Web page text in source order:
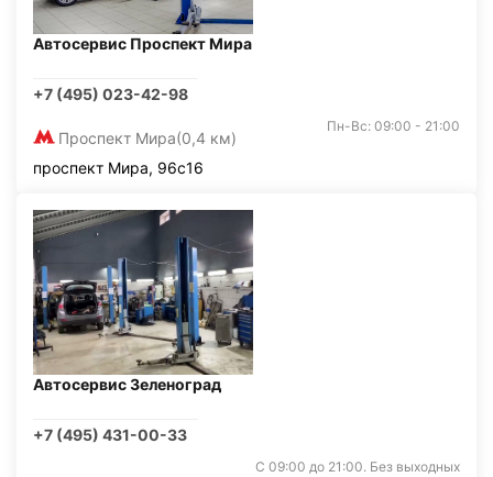
Автосервис Проспект Мира
+7 (495) 023-42-98
Проспект Мира(0,4 км)
Пн-Вс: 09:00 - 21:00
проспект Мира, 96с16
Автосервис Зеленоград
+7 (495) 431-00-33
С 09:00 до 21:00. Без выходных